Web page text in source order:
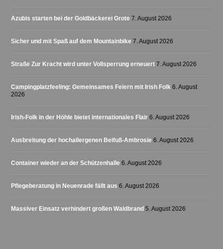
Azubis starten bei der Goldbäckerei Grote 7. August 2026
Sicher und mit Spaß auf dem Mountainbike 7. August 2026
Straße Zur Kracht wird unter Vollsperrung erneuert 7. August 2026
Campingplatzfeeling: Gemeinsames Feiern mit Irish Folk 6. August
2026
Irish-Folk in der Höhle bietet internationales Flair 6. August 2026
Ausbreitung der hochallergenen Beifuß-Ambrosie 6. August 2026
Container wieder an der Schützenhalle 6. August 2026
Pflegeberatung in Neuenrade fällt aus 6. August 2026
Massiver Einsatz verhindert großen Waldbrand 5. August 2026